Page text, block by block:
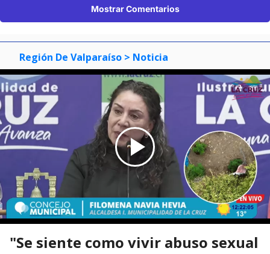
Mostrar Comentarios
Región De Valparaíso > Noticia
"Se siente como vivir abuso sexual